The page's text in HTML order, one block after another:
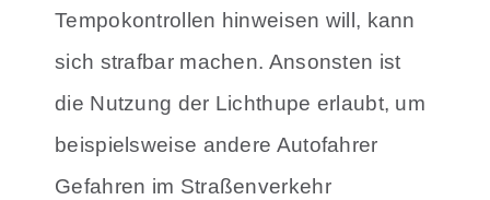
Tempokontrollen hinweisen will, kann
sich strafbar machen. Ansonsten ist
die Nutzung der Lichthupe erlaubt, um
beispielsweise andere Autofahrer
Gefahren im Straßenverkehr